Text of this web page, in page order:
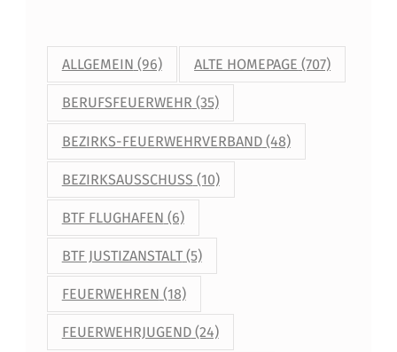
ALLGEMEIN (96) ALTE HOMEPAGE (707)
BERUFSFEUERWEHR (35)
BEZIRKS-FEUERWEHRVERBAND(48)
BEZIRKSAUSSCHUSS (10)
BTF FLUGHAFEN (6)
BTF JUSTIZANSTALT(5)
FEUERWEHREN (18)
FEUERWEHRJUGEND(24)